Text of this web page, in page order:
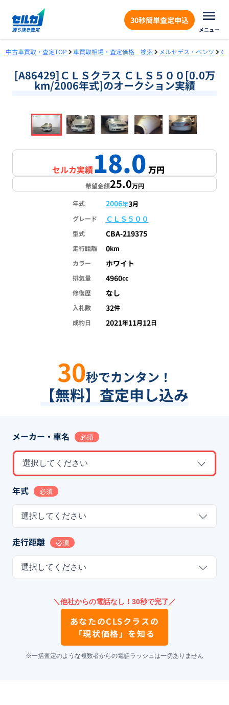
30秒簡単査定申込
メニュー
中古車買取・査定TOP 車買取相場・査定価格 検索 メルセデス・ベンツ Ｃ
[A86429]ＣＬＳクラス ＣＬＳ５００[0.0万
km/2006年式]のオークション実績
1/18
セルカ実績18.0万円
希望金額25.0万円
年式 2006年3月
グレード
ＣＬＳ５００
型式 CBA-219375
走行距離 0km
カラー
ホワイト
排気量 4960cc
修復歴
なし
入札数 32件
成約日
2021年11月12日
30秒でカンタン！
【無料】査定申し込み
メーカー・車名 必須
選択してください
年式 必須
選択してください
走行距離 必須
選択してください
＼他社からの電話なし！30秒で完了／
あなたのCLSクラスの
「現状価格」を知る
※一括査定のような複数者からの電話ラッシュは一切ありません